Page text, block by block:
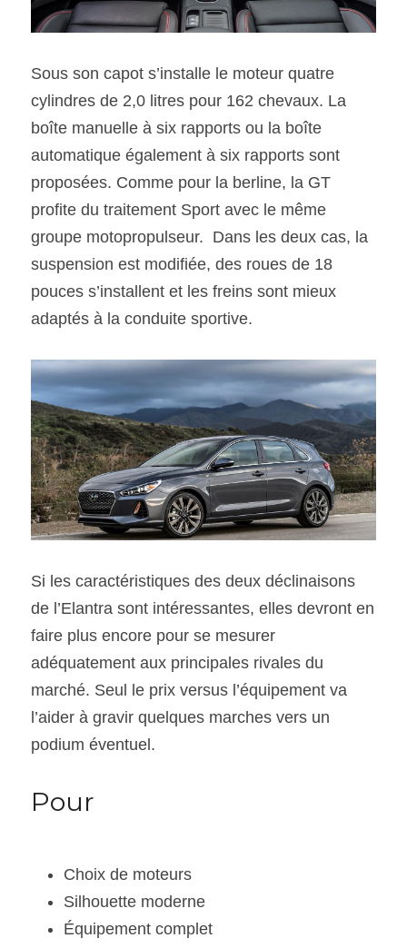
Sous son capot s’installe le moteur quatre
cylindres de 2,0 litres pour 162 chevaux. La
boîte manuelle à six rapports ou la boîte
automatique également à six rapports sont
proposées. Comme pour la berline, la GT
profite du traitement Sport avec le même
groupe motopropulseur.  Dans les deux cas, la
suspension est modifiée, des roues de 18
pouces s’installent et les freins sont mieux
adaptés à la conduite sportive.
Si les caractéristiques des deux déclinaisons
de l’Elantra sont intéressantes, elles devront en
faire plus encore pour se mesurer
adéquatement aux principales rivales du
marché. Seul le prix versus l’équipement va
l’aider à gravir quelques marches vers un
podium éventuel.
Pour
Choix de moteurs
Silhouette moderne
Équipement complet